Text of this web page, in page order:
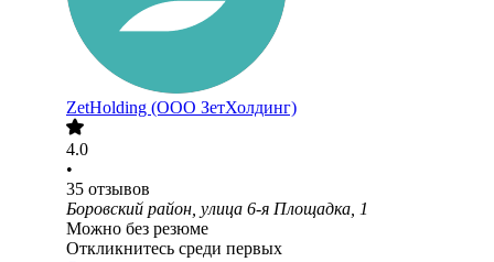
ZetHolding (ООО ЗетХолдинг)
4.0
•
35 отзывов
Боровский район, улица 6-я Площадка, 1
Можно без резюме
Откликнитесь среди первых